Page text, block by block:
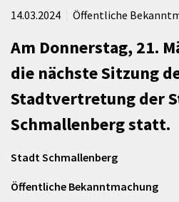
14.03.2024 Öffentliche
Am Donnerstag, 21.
die nächste Sitzung
Stadtvertretung der
Schmallenberg statt.
Stadt Schmallenberg
Öffentliche Bekanntmachung